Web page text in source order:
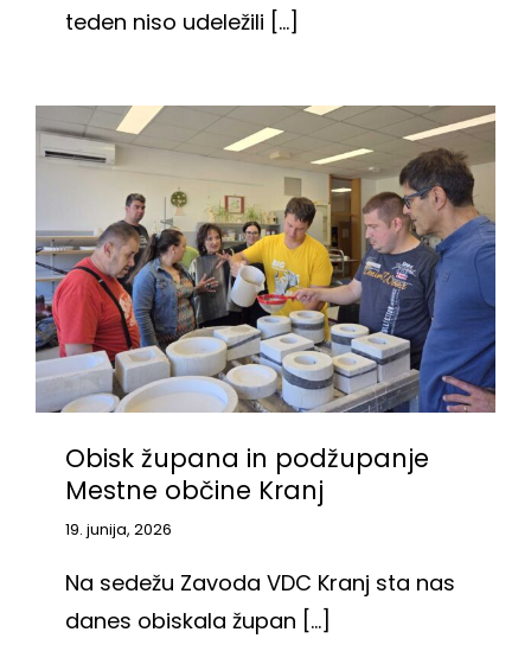
teden niso udeležili [...]
Obisk župana in podžupanje
Mestne občine Kranj
19. junija, 2026
Na sedežu Zavoda VDC Kranj sta nas
danes obiskala župan [...]